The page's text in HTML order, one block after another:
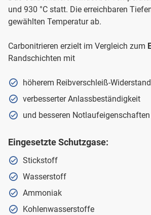
und 930 °C statt. Die erreichbaren
gewählten Temperatur ab.
Carbonitrieren erzielt im Vergleich zum
Randschichten mit
höherem Reibverschleiß-Widerstand
verbesserter Anlassbeständigkeit
und besseren Notlaufeigenschaften
EingesetzteSchutzgase:
Stickstoff
Wasserstoff
Ammoniak
Kohlenwasserstoffe